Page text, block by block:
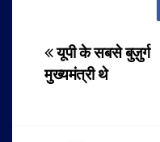
Post
navigation
यूपी के सबसे बुज़ुर्ग
मुख्यमंत्री थे